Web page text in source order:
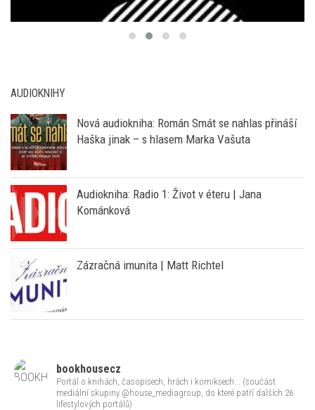
AUDIOKNIHY
Nová audiokniha: Román Smát se nahlas přináší
Haška jinak – s hlasem Marka Vašuta
Audiokniha: Radio 1: Život v éteru | Jana
Kománková
Zázračná imunita | Matt Richtel
bookhousecz
Portál o knihách, časopisech, hrách i komiksech... (součást
mediální skupiny @house_mediagroup, do které patří dalších 26
lifestylových portálů)